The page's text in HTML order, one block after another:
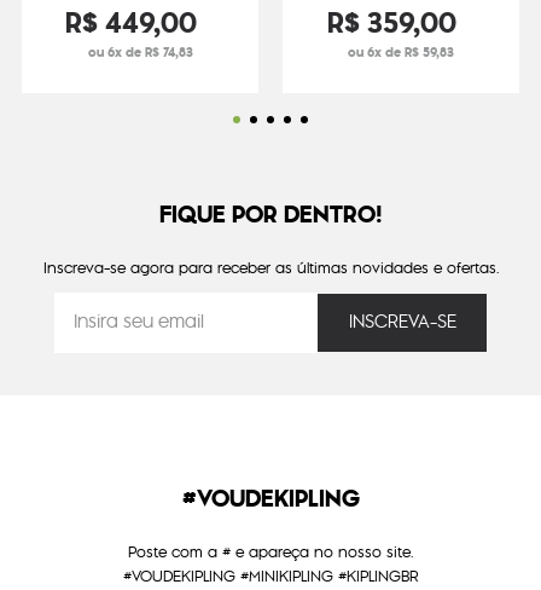
R$449,00
ou 6x de R$ 74,83
R$359,00
ou 6x de R$ 59,83
FIQUE POR DENTRO!
Inscreva-se agora para receber as últimas novidades e ofertas.
#VOUDEKIPLING
Poste com a # e apareça no nosso site.
#VOUDEKIPLING #MINIKIPLING #KIPLINGBR